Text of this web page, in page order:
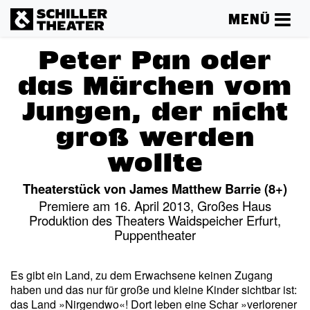
MENÜ
Peter Pan oder
das Märchen vom
Jungen, der nicht
groß werden
wollte
Theaterstück von James Matthew Barrie (8+)
Premiere am 16. April 2013, Großes Haus
Produktion des Theaters Waidspeicher Erfurt,
Puppentheater
Es gibt ein Land, zu dem Erwachsene keinen Zugang
haben und das nur für große und kleine Kinder sichtbar ist:
das Land »Nirgendwo«! Dort leben eine Schar »verlorener